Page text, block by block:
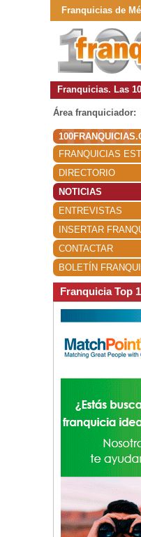
Franquicias de
Franquicias. Las
Área franquiciador:
FRANQUICIAS
DIRECTORIO
NOTICIAS
ENTREVISTAS
INSERTAR
CONTACTAR
BOLETÍN
Franquicia Top 1